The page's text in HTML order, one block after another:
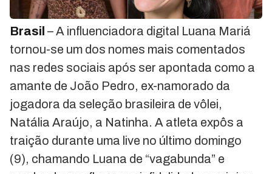
Brasil – A influenciadora digital Luana Mariá
tornou-se um dos nomes mais comentados
nas redes sociais após ser apontada como a
amante de João Pedro, ex-namorado da
jogadora da seleção brasileira de vôlei,
Natália Araújo, a Natinha. A atleta expôs a
traição durante uma live no último domingo
(9), chamando Luana de “vagabunda” e